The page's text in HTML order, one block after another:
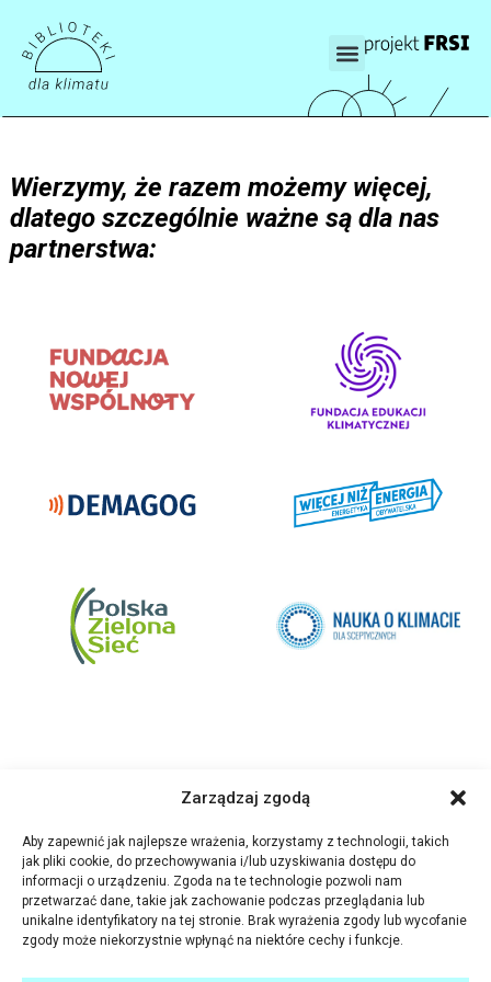
Zarządzaj zgodą
Aby zapewnić jak najlepsze wrażenia, korzystamy z technologii, takich
jak pliki cookie, do przechowywania i/lub uzyskiwania dostępu do
informacji o urządzeniu. Zgoda na te technologie pozwoli nam
przetwarzać dane, takie jak zachowanie podczas przeglądania lub
unikalne identyfikatory na tej stronie. Brak wyrażenia zgody lub wycofanie
zgody może niekorzystnie wpłynąć na niektóre cechy i funkcje.
Wierzymy, że razem możemy więcej,
dlatego szczególnie ważne są dla nas
partnerstwa: